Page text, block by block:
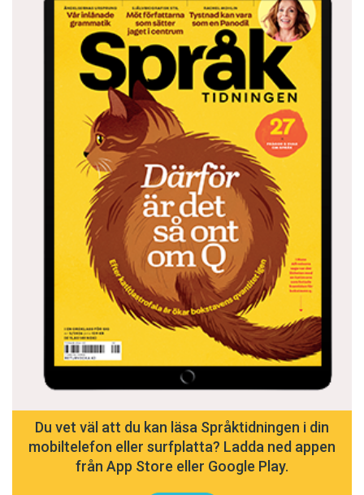
Du vet väl att du kan läsa Språktidningen i din
mobiltelefon eller surfplatta? Ladda ned appen
från App Store eller Google Play.